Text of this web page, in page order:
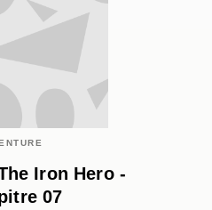
Iron Hero -
07